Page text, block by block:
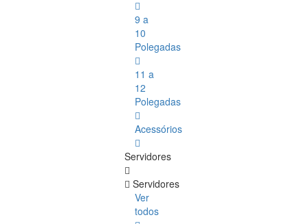
9 a
10
Polegadas
11 a
12
Polegadas
Acessórios
Servidores
Servidores
Ver
todos